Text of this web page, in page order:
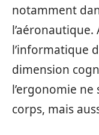
notamment
l’informatique
dimension
l’ergonomie ne
corps, mais